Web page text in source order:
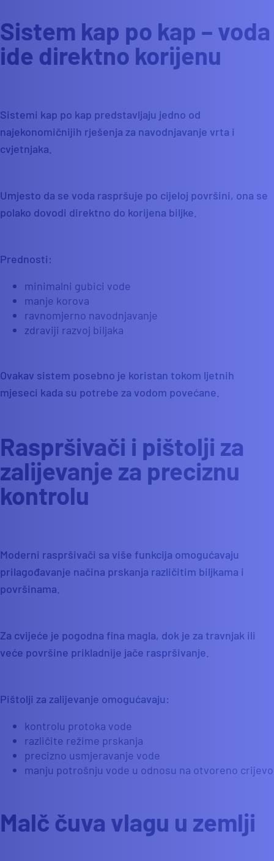
Sistem kap po kap – voda
ide direktno korijenu
Sistemi kap po kap predstavljaju jedno od
najekonomičnijih rješenja za navodnjavanje vrta i
cvjetnjaka.
Umjesto da se voda raspršuje po cijeloj površini, ona se
polako dovodi direktno do korijena biljke.
Prednosti:
minimalni gubici vode
manje korova
ravnomjerno navodnjavanje
zdraviji razvoj biljaka
Ovakav sistem posebno je koristan tokom ljetnih
mjeseci kada su potrebe za vodom povećane.
Raspršivači i pištolji za
zalijevanje za preciznu
kontrolu
Moderni raspršivači sa više funkcija omogućavaju
prilagođavanje načina prskanja različitim biljkama i
površinama.
Za cvijeće je pogodna fina magla, dok je za travnjak ili
veće površine prikladnije jače raspršivanje.
Pištolji za zalijevanje omogućavaju:
kontrolu protoka vode
različite režime prskanja
precizno usmjeravanje vode
manju potrošnju vode u odnosu na otvoreno crijevo
Malč čuva vlagu u zemlji